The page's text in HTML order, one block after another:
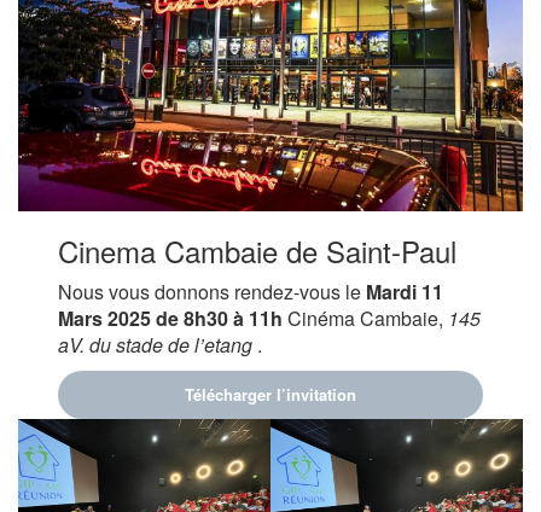
Cinema Cambaie de Saint-Paul
Nous vous donnons rendez-vous le Mardi 11
Mars 2025 de 8h30 à 11h Cinéma Cambaie, 145
aV. du stade de l’etang .
Télécharger l’invitation